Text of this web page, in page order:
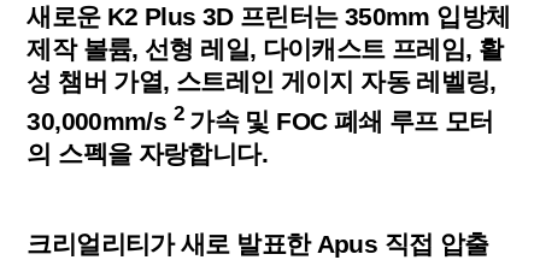
새로운 K2 Plus 3D 프린터는 350mm 입방체
제작 볼륨, 선형 레일, 다이캐스트 프레임, 활
성 챔버 가열, 스트레인 게이지 자동 레벨링,
30,000mm/s 2가속 및 FOC 폐쇄 루프 모터
의 스펙을 자랑합니다.
크리얼리티가 새로 발표한 Apus 직접 압출